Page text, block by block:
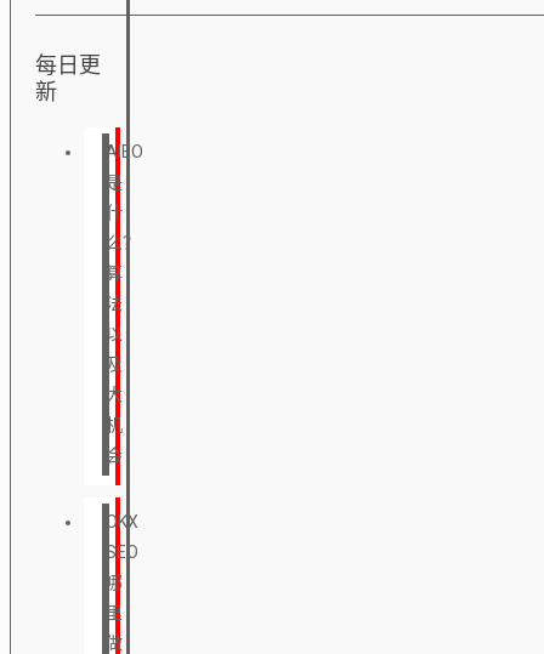
每日更
新
AIEO
是
什
么？
算
法
以
及
大
机
会
OKX
SEO
哪
里
做